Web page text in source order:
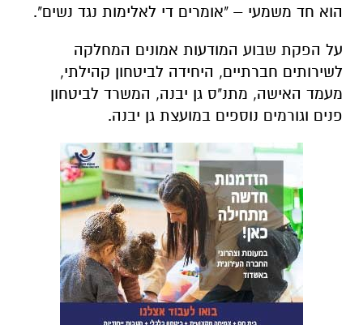
הוא חד משמעי – "אומרים די לאלימות נגד נשים".
על הפקת שבוע המודעות אמונים המחלקה
לשירותים חברתיים, היחידה לביטחון קהילתי,
מעמד האישה, מתנ"ס גן יבנה, המשרד לביטחון
פנים וגורמים נוספים במועצת גן יבנה.